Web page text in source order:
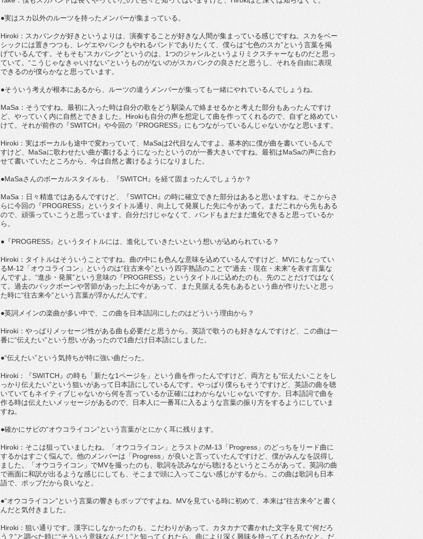
●実はスカ以外のルーツを持ったメンバーが集まっている。
Hiroki：スカパンクが好きというよりは、演奏することが好きな人間が集まっている感じですね。スカをベー
シックには置きつつも、レゲエやパンクもやれるバンドでありたくて、僕らは“七色のスカ”という言葉を掲
げているんです。そもそも“スカパンク”というのは、1つのジャンルというよりミクスチャーなものだと思っ
ていて。“こうじゃなきゃいけない”というものがないのがスカパンクの良さだと思うし、それを自由に表現
できるのが僕らかなと思っています。
●そういう考えが根本にあるから、ルーツの違うメンバーが集っても一緒にやれているんでしょうね。
MaSa：そうですね。最初に入った時は自分の歌をどう馴染んで絡ませるかと考えた部分もあったんですけ
ど、やっていく内に自然とできました。Hirokiも自分の声を想定して曲を作ってくれるので、自ずと絡めてい
けて。それが前作の『SWITCH』や今回の『PROGRESS』にもつながっているんじゃないかなと思います。
Hiroki：実はボーカルも途中で変わっていて、MaSaは2代目なんですよ。基本的に僕が曲を書いているんで
すけど、MaSaに歌わせたい曲が書けるようになったというのが一番大きいですね。最初はMaSaの声に合わ
せて書いていたところから、今は自然と書けるようになりました。
●MaSaさんのボーカルスタイルも、『SWITCH』を経て固まったんでしょうか？
MaSa：日々精進ではあるんですけど、『SWITCH』の時に確立できた部分はあると思いますね。そこからさ
らに今回の『PROGRESS』というタイトル通り、向上して発展した先に今があって。まだこれから先もある
ので、頑張っていこうと思っています。自分だけじゃなくて、バンドもまだまだ進化できると思っているか
ら。
●『PROGRESS』というタイトルには、進化していきたいという想いが込められている？
Hiroki：タイトルはそういうことですね。曲の中にも色んな意味を込めているんですけど、MVにもなってい
るM-12「オウコライコン」というのは“往古来今”という四字熟語のことで“過去・現在・未来”を表す言葉な
んですよ。“進歩・発展”という意味の『PROGRESS』というタイトルに込めたのも、先のことだけではなく
て。過去のバックボーンや苦節があった上に今があって、また見据える先もあるという曲が作りたいと思っ
た時に“往古来今”という言葉が浮かんだんです。
●英詞メインの楽曲が多い中で、この曲を日本語詞にしたのはどういう理由から？
Hiroki：やっぱりメッセージ性がある曲も必要だと思うから。英語で歌うのも好きなんですけど、この曲は一
番に“伝えたい”という想いがあったので1曲だけ日本語にしました。
●“伝えたい”という気持ちが特に強い曲だった。
Hiroki：『SWITCH』の時も「新たな1ページを」という曲を作ったんですけど、両方とも“伝えたいことをし
っかり伝えたい”という狙いがあって日本語にしているんです。やっぱり僕らもそうですけど、英語の曲を聴
いていてもネイティブじゃないから何を言っているか正確にはわからないじゃないですか。日本語詞で曲を
作る時は伝えたいメッセージがあるので、日本人に一番耳に入るような言葉の振り方をするようにしていま
すね。
●確かにサビの“オウコライコン”という言葉がとにかく耳に残ります。
Hiroki：そこは狙っていましたね。「オウコライコン」とラストのM-13「Progress」のどっちをリード曲に
するかはすごく悩んで。他のメンバーは「Progress」が良いと言っていたんですけど、僕がみんなを説得し
ました。「オウコライコン」でMVを撮ったのも、歌詞を読みながら聴けるというところがあって。英詞の曲
で画面に和訳が出るような感じにしても、そこまで頭に入ってこない感じがするから。この曲は歌詞も日本
語で、ポップだから良いなと。
●“オウコライコン”という言葉の響きもポップですよね。MVを見ている時に初めて、本来は“往古来今”と書く
んだと気付きました。
Hiroki：狙い通りです。漢字にしなかったのも、こだわりがあって。カタカナで書かれた文字を見て“何だろ
う？”と調べた時に“そういう意味なんだ！”と知ってくれたら、曲により深く興味を持ってくれるかなと。だ